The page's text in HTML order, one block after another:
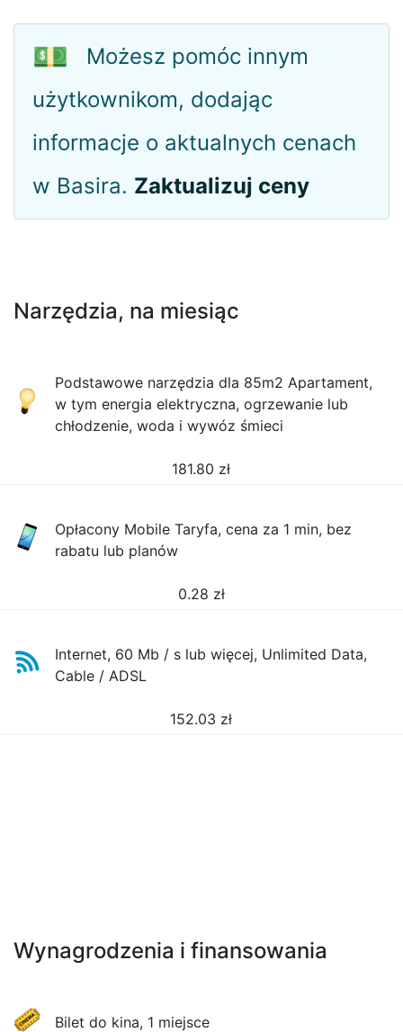
💵
Możesz pomóc innym
użytkownikom, dodając
informacje o aktualnych cenach
w Basira. Zaktualizuj ceny
Narzędzia, na miesiąc
Podstawowe narzędzia dla 85m2 Apartament,
w tym energia elektryczna, ogrzewanie lub
chłodzenie, woda i wywóz śmieci
181.80 zł
Opłacony Mobile Taryfa, cena za 1 min, bez
rabatu lub planów
0.28 zł
Internet, 60 Mb / s lub więcej, Unlimited Data,
Cable / ADSL
152.03 zł
Wynagrodzenia i finansowania
Bilet do kina, 1 miejsce